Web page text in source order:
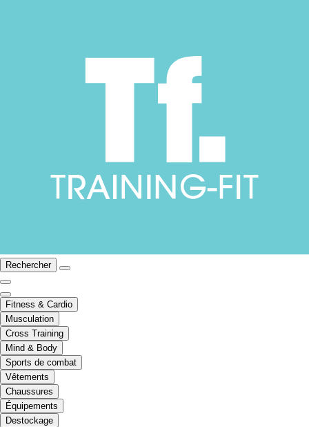
Rechercher
Fitness & Cardio
Musculation
Cross Training
Mind & Body
Sports de combat
Vêtements
Chaussures
Équipements
Destockage